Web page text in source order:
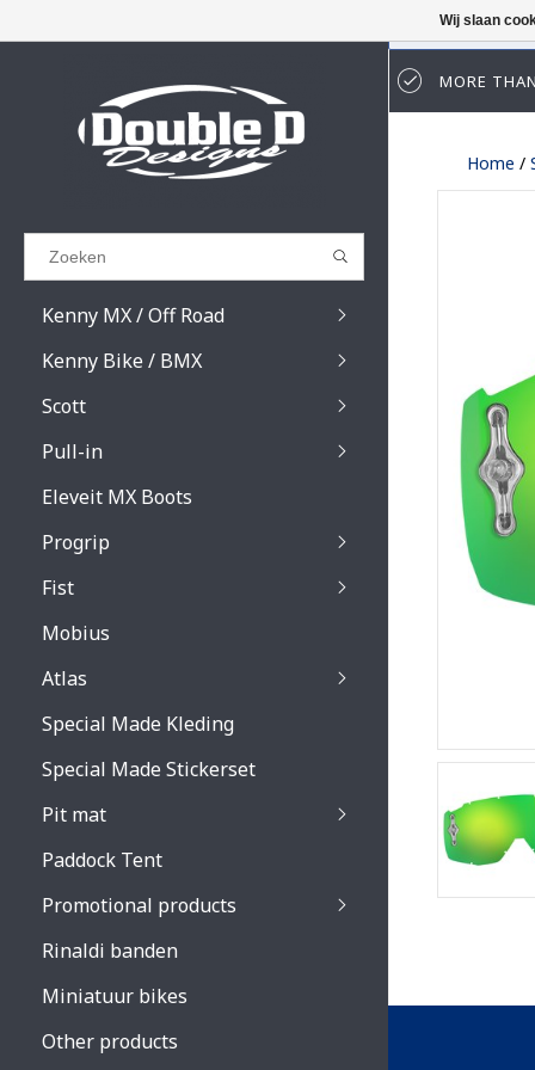
Results found (0)
GA TERUG
Kenny MX / Off Road
Kenny Bike / BMX
Scott
Prospect / Fury
Prospect / Fury
Primal / Split /
Primal / Split /
Pull-in
Eleveit MX Boots
Progrip
Venom 3200 /
Fist
Mobius
Atlas
Special Made Kleding
Special Made Stickerset
Pit mat
Paddock Tent
Promotional products
Rinaldi banden
Miniatuur bikes
Other products
MORE
Home /
Wij slaan